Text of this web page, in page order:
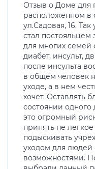
Отзыв о Доме для
расположенном в
ул.Садовая, 16.
стал постояльцем
для многих семей
диабет, инсульт,
после инсульта
в общем человек
уходе, а в нем
хочет. Оставлять
состоянии
это огромный
принять не
подыскивать
уходом для
возможностями.